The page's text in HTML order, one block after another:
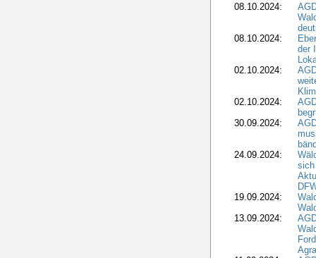
08.10.2024:
08.10.2024:
der
02.10.2024:
02.10.2024:
30.09.2024:
24.09.2024:
sich
19.09.2024:
13.09.2024: